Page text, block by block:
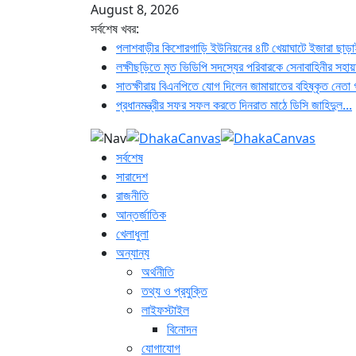
August 8, 2026
সর্বশেষ খবর:
পলাশবাড়ীর কিশোরগাড়ি ইউনিয়নের ৪টি খেয়াঘাটে ইজারা
লক্ষীছড়িতে মৃত ভিডিপি সদস্যের পরিবারকে সেনাবাহিনীর
সাতক্ষীরায় বিএনপিতে যোগ দিলেন জামায়াতের বহিষ্কৃত নেতা
প্রধানমন্ত্রীর সফর সফল করতে দিনরাত মাঠে ডিসি জাহিদুল...
সর্বশেষ
সারাদেশ
রাজনীতি
আন্তর্জাতিক
খেলাধুলা
অন্যান্য
অর্থনীতি
তথ্য ও প্রযুক্তি
লাইফস্টাইল
বিনোদন
যোগাযোগ